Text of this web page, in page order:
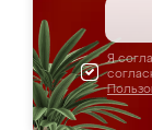
Я